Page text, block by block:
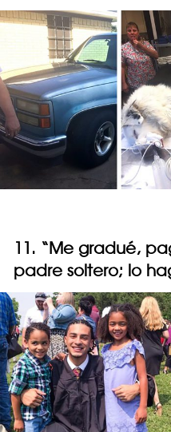
11. “Me gradué,
padre soltero; lo